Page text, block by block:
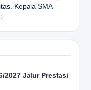
Kepala SMA
2027 Jalur Prestasi